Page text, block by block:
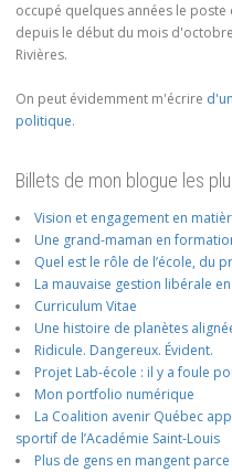
occupé quelques années le poste
depuis le début du mois
Rivières.
On peut évidemment m'écrire
politique.
Billets de mon blogue les
Vision et engagement en
Une grand-maman en
Quel est le rôle de l’école, du
La mauvaise gestion libérale
Curriculum Vitae
Une histoire de planètes
Ridicule. Dangereux. Évident.
Projet Lab-école : il y a foule
Mon portfolio numérique
La Coalition avenir Québec
sportif de l’Académie Saint-Louis
Plus de gens en mangent